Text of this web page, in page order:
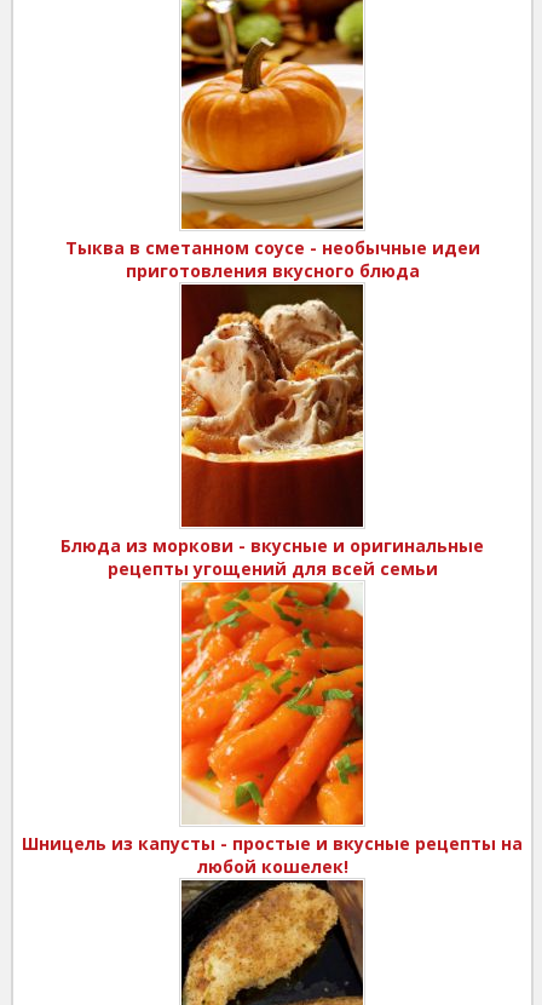
Тыква в сметанном соусе - необычные идеи
приготовления вкусного блюда
Блюда из моркови - вкусные и оригинальные
рецепты угощений для всей семьи
Шницель из капусты - простые и вкусные рецепты на
любой кошелек!